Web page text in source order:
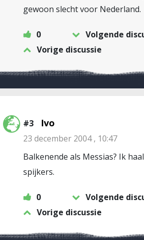
gewoon slecht voor Nederland.
0
Volgende
Vorige discussie
#3 Ivo
23 december 2004 , 10:47
Balkenende als Messias? Ik
spijkers.
0
Volgende
Vorige discussie